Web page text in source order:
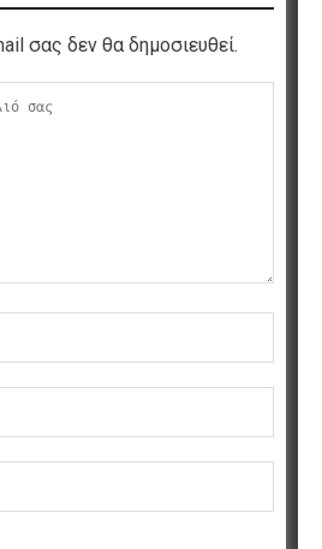
σας δεν θα δημοσιευθεί.